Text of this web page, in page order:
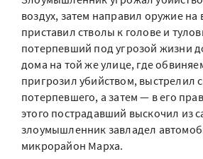
воздух, затем направил оружие на
приставил стволы к голове и
потерпевший под угрозой жизни
дома на той же улице, где
пригрозил убийством, выстрелил
потерпевшего, а затем — в его
этого пострадавший выскочил из
злоумышленник завладел
микрорайон Марха.